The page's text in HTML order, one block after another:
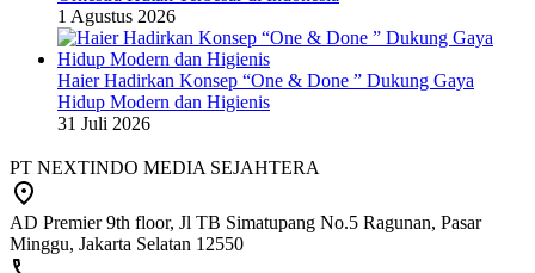
1 Agustus 2026
Haier Hadirkan Konsep “One & Done ” Dukung Gaya
Hidup Modern dan Higienis
31 Juli 2026
PT NEXTINDO MEDIA SEJAHTERA
AD Premier 9th floor, Jl TB Simatupang No.5 Ragunan, Pasar
Minggu, Jakarta Selatan 12550